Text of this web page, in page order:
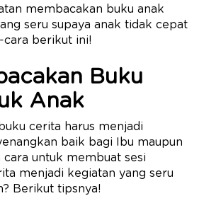
membacakan buku anak
seru supaya anak tidak cepat
cara berikut ini!
Buku
Anak
cerita harus menjadi
baik bagi Ibu maupun
cara untuk membuat sesi
menjadi kegiatan yang seru
Berikut tipsnya!